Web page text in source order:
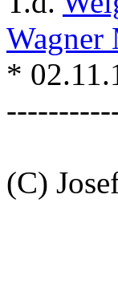
Wagner
*
(C)